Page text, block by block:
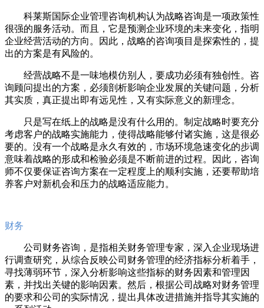
科莱斯国际企业管理咨询机构认为战略咨询是一项政策性
很强的服务活动。而且，它是预测企业环境的未来变化，指明
企业经营活动的方向。因此，战略的咨询项目是探索性的，提
出的方案是有风险的。
经营战略不是一味地模仿别人，要成功必须有独创性。咨
询顾问提出的方案，必须剖析影响企业发展的关键问题，分析
其实质，真正提出即有远见性，又有实际意义的新理念。
只是写在纸上的战略是没有什么用的。制定战略时要充分
考虑客户的战略实施能力，使得战略能够付诸实施，这是很必
要的。没有一个战略是永久有效的，市场环境急速变化的步调
意味着战略的形成和检验必须是不断前进的过程。因此，咨询
师不仅要保证咨询方案在一定程度上的顺利实施，还要帮助培
养客户对新机会和压力的战略适应能力。
财务
公司财务咨询，是指相关财务管理专家，深入企业现场进
行调查研究，从综合反映公司财务管理的经济指标分析着手，
寻找薄弱环节，深入分析影响这些指标的财务因素和管理因
素，并找出关键的影响因素。然后，根据公司战略对财务管理
的要求和公司的实际情况，提出具体改进措施并指导其实施的